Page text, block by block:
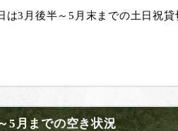
は3月後半～5月末までの土日祝
5月までの空き状況